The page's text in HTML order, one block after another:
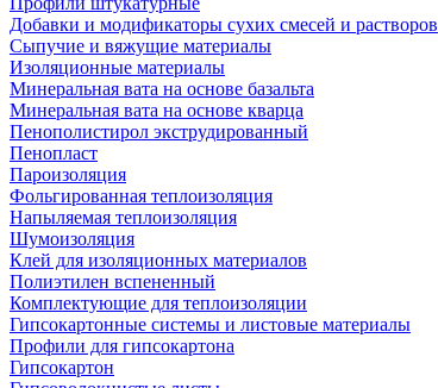
Добавки и модификаторы сухих смесей и растворов
Сыпучие и вяжущие материалы
Изоляционные материалы
Минеральная вата на основе базальта
Минеральная вата на основе кварца
Пенополистирол экструдированный
Пенопласт
Пароизоляция
Фольгированная теплоизоляция
Напыляемая теплоизоляция
Шумоизоляция
Клей для изоляционных материалов
Полиэтилен вспененный
Комплектующие для теплоизоляции
Гипсокартонные системы и листовые материалы
Профили для гипсокартона
Гипсокартон